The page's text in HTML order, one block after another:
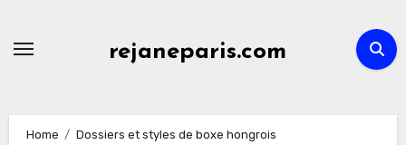
rejaneparis.com
Home
Dossiers et styles de boxe hongrois